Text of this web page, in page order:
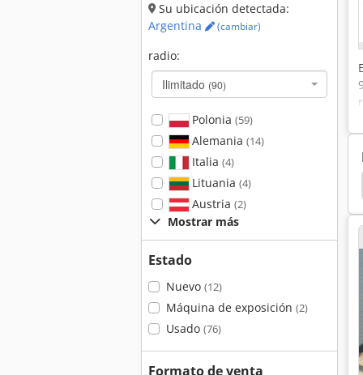
Su ubicación detectada:
Argentina
(cambiar)
radio:
Ilimitado (90)
Polonia (59)
Alemania (14)
Italia (4)
Lituania (4)
Austria (2)
Mostrar más
Estado
Nuevo (12)
Máquina de exposición (2)
Usado (76)
Formato de venta
Jet Jpt 410 Jet Jpt 310